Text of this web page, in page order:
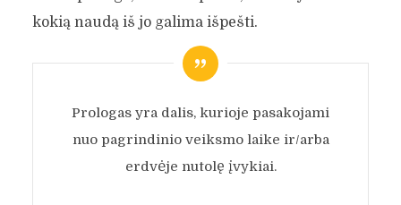
kokią naudą iš jo galima išpešti.
Prologas yra dalis, kurioje pasakojami
nuo pagrindinio veiksmo laike ir/arba
erdvėje nutolę įvykiai.